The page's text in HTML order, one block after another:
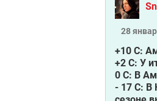
28
+10 C:
+2 C: У
0 C: В
- 17 C: В